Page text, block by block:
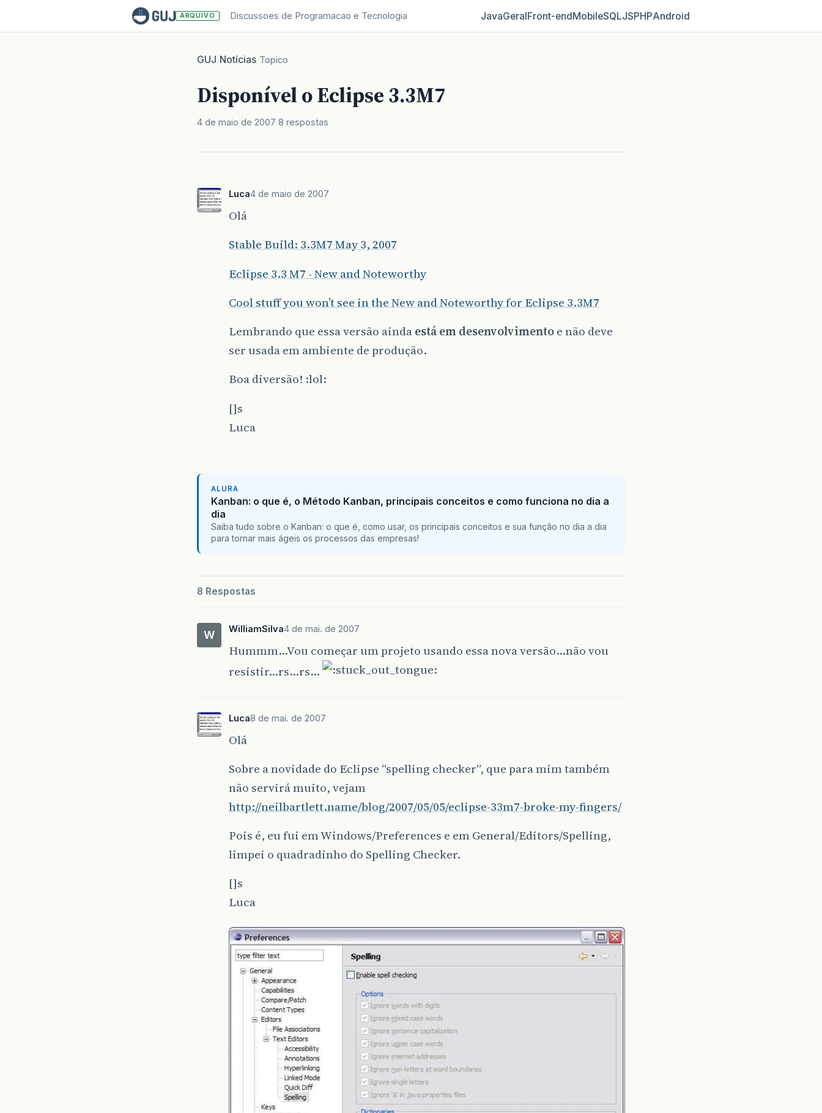
ARQUIVO Discussoes de Programacao e Tecnologia JavaGeralFront‑endMobileSQLJSPHPAndroid
GUJ/Notícias/Topico
Disponível o Eclipse 3.3M7
4 de maio de 2007 8 respostas
Luca4 de maio de 2007
Olá
Stable Build: 3.3M7 May 3, 2007
Eclipse 3.3 M7 - New and Noteworthy
Cool stuff you won’t see in the New and Noteworthy for Eclipse 3.3M7
Lembrando que essa versão aindaestá em desenvolvimentoe não deve
ser usada em ambiente de produção.
Boa diversão! :lol:
[]s
Luca
ALURA
Kanban: o que é, o Método Kanban, principais conceitos e como funciona no dia a
dia
Saiba tudo sobre o Kanban: o que é, como usar, os principais conceitos e sua função no dia a dia
para tornar mais ágeis os processos das empresas!
8 Respostas
W WilliamSilva4 de mai. de 2007
Hummm…Vou começar um projeto usando essa nova versão…não vou
resistir…rs…rs…
Luca8 de mai. de 2007
Olá
Sobre a novidade do Eclipse “spelling checker”, que para mim também
não servirá muito, vejam
http://neilbartlett.name/blog/2007/05/05/eclipse-33m7-broke-my-fingers/
Pois é, eu fui em Windows/Preferences e em General/Editors/Spelling,
limpei o quadradinho do Spelling Checker.
[]s
Luca